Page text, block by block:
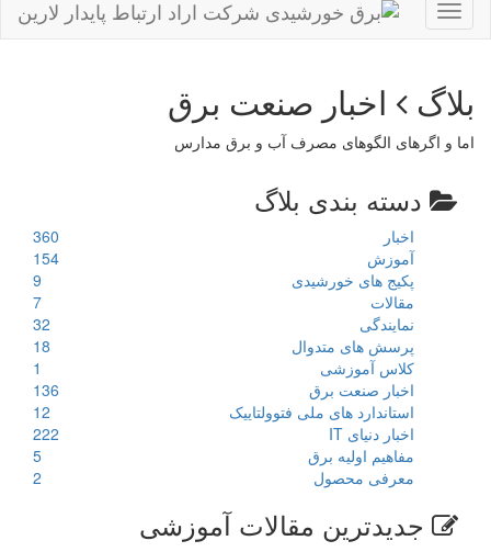
Toggle
navigation
بلاگ اخبار صنعت برق
اما و اگرهای الگوهای مصرف آب و برق مدارس
دسته بندی بلاگ
اخبار
360
آموزش
154
پکیج های خورشیدی
9
مقالات
7
نمایندگی
32
پرسش های متدوال
18
کلاس آموزشی
1
اخبار صنعت برق
136
استاندارد های ملی فتوولتاییک
12
اخبار دنیای IT
222
مفاهیم اولیه برق
5
معرفی محصول
2
جدیدترین مقالات آموزشی